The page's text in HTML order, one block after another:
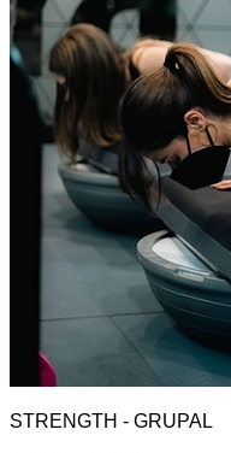
STRENGTH - GRUPAL